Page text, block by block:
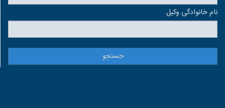
نام خانوادگی وكيل